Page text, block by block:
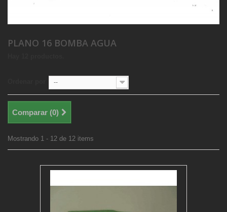
PLANO 16 BOMBA AGUA
--
Comparar (0)
Mostrando 1 - 12 de 12 items